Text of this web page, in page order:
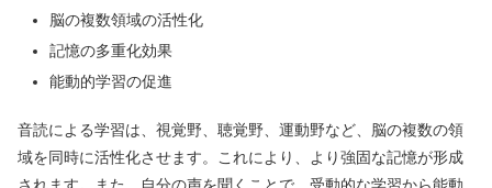
脳の複数領域の活性化
記憶の多重化効果
能動的学習の促進
音読による学習は、視覚野、聴覚野、運動野など、脳の複数の領
域を同時に活性化させます。これにより、より強固な記憶が形成